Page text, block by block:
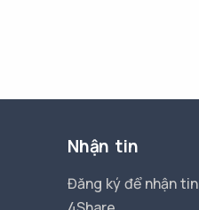
Nhận tin
Đăng ký để nhận